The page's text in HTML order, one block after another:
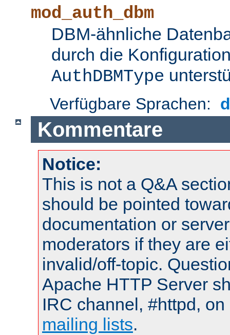
mod_auth_dbm
DBM-ähnliche
durch die
AuthDBMType
Verfügbare Sprachen:
Kommentare
Notice:
This is not a Q&A
should be pointed
documentation or
moderators if they are
invalid/off-topic.
Apache HTTP Server
IRC channel, #httpd,
mailing lists.